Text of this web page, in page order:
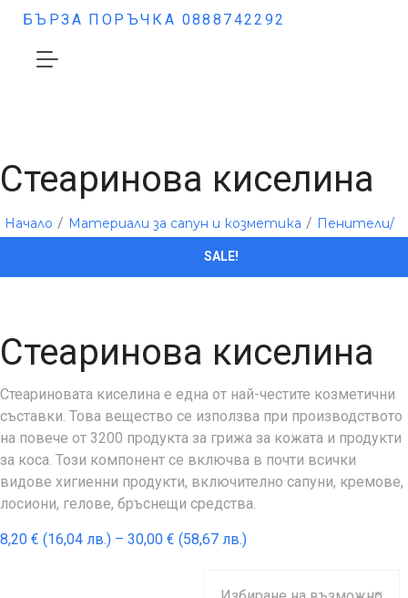
БЪРЗА ПОРЪЧКА 0888742292
Стеаринова киселина
Начало / Материали за сапун и козметика / Пенители/
/Стеаринова киселина
SALE!
Стеаринова киселина
Стеариновата киселина е една от най-честите козметични
съставки. Това вещество се използва при производството
на повече от 3200 продуктa за грижа за кожата и продукти
за коса. Този компонент се включва в почти всички
видове хигиенни продукти, включително сапуни, кремове,
лосиони, гелове, бръснещи средства.
8,20 € (16,04 лв.) – 30,00 € (58,67 лв.)